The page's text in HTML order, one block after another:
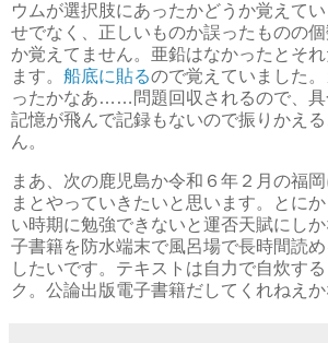
ウムが選択肢にあったかどうか覚えて
せでなく、正しいものか誤ったものの
か覚えてません。亜鉛はなかったとそ
ます。 船底に貼るので覚えていました
ったかなあ……問題回収されるので、具
記憶が飛んで記録もないので振りかえ
ん。
まあ、次の鹿児島か令和６年２月の福
まとやっていきたいと思います。とに
い時期に勉強できないと運否天賦にし
子書籍を防水端末で風呂場で長時間読
したいです。テキストは自力で自炊す
ク。公論出版電子書籍だしてくれねえ